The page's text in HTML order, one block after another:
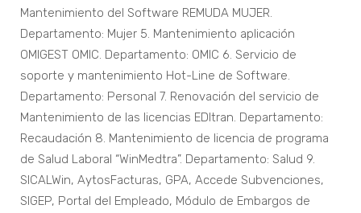
Mantenimiento del Software REMUDA MUJER.
Departamento: Mujer 5. Mantenimiento aplicación
OMIGEST OMIC. Departamento: OMIC 6. Servicio de
soporte y mantenimiento Hot-Line de Software.
Departamento: Personal 7. Renovación del servicio de
Mantenimiento de las licencias EDItran. Departamento:
Recaudación 8. Mantenimiento de licencia de programa
de Salud Laboral “WinMedtra”. Departamento: Salud 9.
SICALWin, AytosFacturas, GPA, Accede Subvenciones,
SIGEP, Portal del Empleado, Módulo de Embargos de